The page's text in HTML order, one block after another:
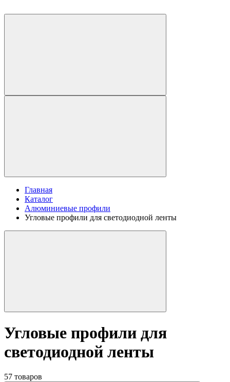
Главная
Каталог
Алюминиевые профили
Угловые профили для светодиодной ленты
Угловые профили для
светодиодной ленты
57 товаров